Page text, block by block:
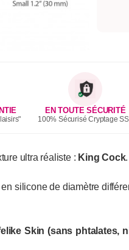
EN TOUTE SÉCURITÉ
100% Sécurisé Cryptage SSL
ultra réaliste : King Cock.
silicone de diamètre
Skin (sans phtalates,